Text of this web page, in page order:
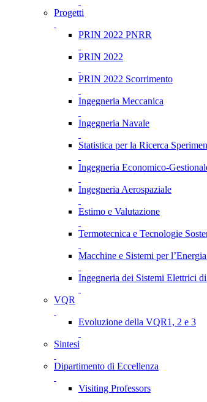
Progetti
PRIN 2022 PNRR
PRIN 2022
PRIN 2022 Scorrimento
Ingegneria Meccanica
Ingegneria Navale
Statistica per la Ricerca
Ingegneria Economico-
Ingegneria Aerospaziale
Estimo e Valutazione
Termotecnica e Tecnologie
Macchine e Sistemi per
Ingegneria dei Sistemi Elettrici di
VQR
Evoluzione della VQR1, 2 e 3
Sintesi
Dipartimento di Eccellenza
Visiting Professors